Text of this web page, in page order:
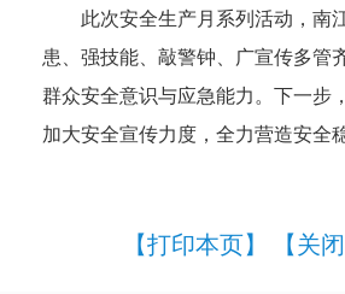
此次安全生产月系列活动，南
患、强技能、敲警钟、广宣传多管
群众安全意识与应急能力。下一步
加大安全宣传力度，全力营造安全
【打印本页】 【关